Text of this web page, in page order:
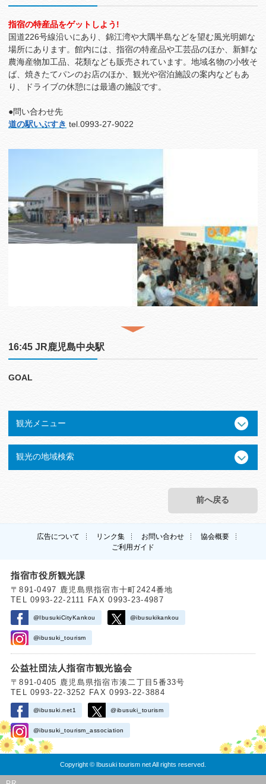
指宿の特産品をゲットしよう!
国道226号線沿いにあり、錦江湾や大隅半島などを望む風光明媚な
場所にあります。館内には、指宿の特産品や工芸品のほか、新鮮な
農海産物加工品、花類なども販売されています。地域名物の小牧そ
ば、焼きたてパンのお店のほか、観光や宿泊施設の案内などもあ
り、ドライブの休憩には最適の施設です。
●問い合わせ先
道の駅いぶすき tel.0993-27-9022
16:45 JR鹿児島中央駅
GOAL
観光メニュー
観光の地域検索
前へ戻る
広告について リンク集 お問い合わせ
協会概要
ご利用ガイド
指宿市役所観光課
〒891-0497 鹿児島県指宿市十町2424番地
TEL 0993-22-2111 FAX 0993-23-4987
@IbusukiCityKankou @ibusukikankou
@ibusuki_tourism
公益社団法人指宿市観光協会
〒891-0405 鹿児島県指宿市湊二丁目5番33号
TEL 0993-22-3252 FAX 0993-22-3884
@ibusuki.net1 @ibusuki_tourism
@ibusuki_tourism_association
Copyright © Ibusuki tourism net All rights reserved.